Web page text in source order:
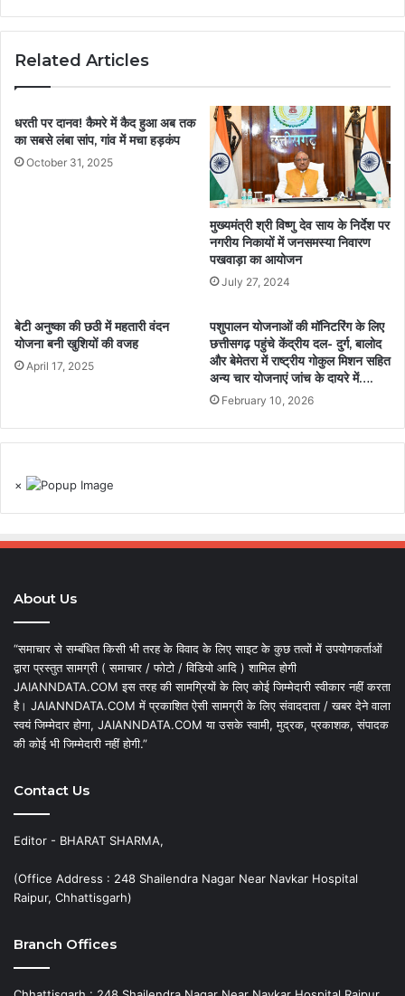
Related Articles
धरती पर दानव! कैमरे में कैद हुआ अब तक
का सबसे लंबा सांप, गांव में मचा हड़कंप
October 31, 2025
मुख्यमंत्री श्री विष्णु देव साय के निर्देश पर
नगरीय निकायों में जनसमस्या निवारण
पखवाड़ा का आयोजन
July 27, 2024
बेटी अनुष्का की छठी में महतारी वंदन
योजना बनी खुशियों की वजह
April 17, 2025
पशुपालन योजनाओं की मॉनिटरिंग के लिए
छत्तीसगढ़ पहुंचे केंद्रीय दल- दुर्ग, बालोद
और बेमेतरा में राष्ट्रीय गोकुल मिशन सहित
अन्य चार योजनाएं जांच के दायरे में….
February 10, 2026
×
About Us
“समाचार से सम्बंधित किसी भी तरह के विवाद के लिए साइट के कुछ तत्वों में उपयोगकर्ताओं
द्वारा प्रस्तुत सामग्री ( समाचार / फोटो / विडियो आदि ) शामिल होगी
JAIANNDATA.COM इस तरह की सामग्रियों के लिए कोई जिम्मेदारी स्वीकार नहीं करता
है। JAIANNDATA.COM में प्रकाशित ऐसी सामग्री के लिए संवाददाता / खबर देने वाला
स्वयं जिम्मेदार होगा, JAIANNDATA.COM या उसके स्वामी, मुद्रक, प्रकाशक, संपादक
की कोई भी जिम्मेदारी नहीं होगी.”
Contact Us
Editor - BHARAT SHARMA,
(Office Address : 248 Shailendra Nagar Near Navkar Hospital
Raipur, Chhattisgarh)
Branch Offices